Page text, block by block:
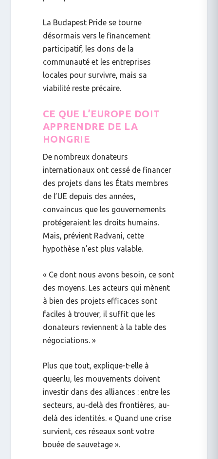
La Budapest Pride se tourne
désormais vers le financement
participatif, les dons de la
communauté et les entreprises
locales pour survivre, mais sa
viabilité reste précaire.
CE QUE L’EUROPE DOIT
APPRENDRE DE LA
HONGRIE
De nombreux donateurs
internationaux ont cessé de financer
des projets dans les États membres
de l’UE depuis des années,
convaincus que les gouvernements
protégeraient les droits humains.
Mais, prévient Radvani, cette
hypothèse n’est plus valable.
« Ce dont nous avons besoin, ce sont
des moyens. Les acteurs qui mènent
à bien des projets efficaces sont
faciles à trouver, il suffit que les
donateurs reviennent à la table des
négociations. »
Plus que tout, explique-t-elle à
queer.lu, les mouvements doivent
investir dans des alliances : entre les
secteurs, au-delà des frontières, au-
delà des identités. « Quand une crise
survient, ces réseaux sont votre
bouée de sauvetage ».